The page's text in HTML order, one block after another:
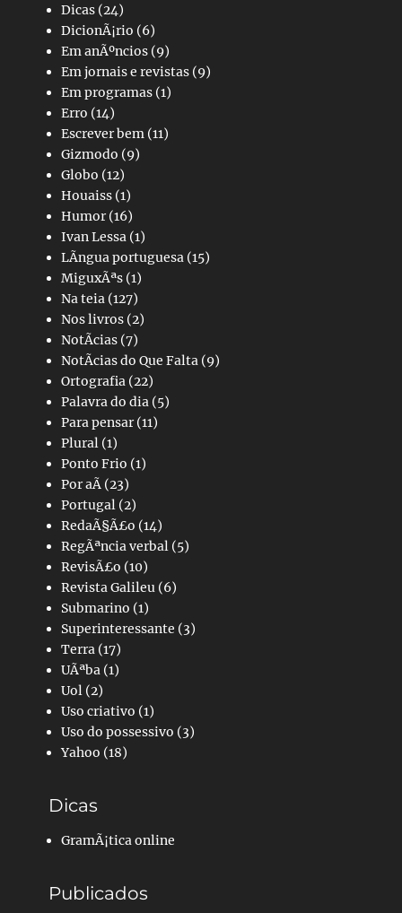
Dicas (24)
DicionÃ¡rio (6)
Em anÃºncios (9)
Em jornais e revistas (9)
Em programas (1)
Erro (14)
Escrever bem (11)
Gizmodo (9)
Globo (12)
Houaiss (1)
Humor(16)
Ivan Lessa (1)
LÃ­ngua portuguesa (15)
MiguxÃªs (1)
Na teia (127)
Nos livros (2)
NotÃ­cias (7)
NotÃ­cias do Que Falta (9)
Ortografia (22)
Palavra do dia (5)
Para pensar(11)
Plural (1)
Ponto Frio (1)
Por aÃ­ (23)
Portugal (2)
RedaÃ§Ã£o (14)
RegÃªncia verbal (5)
RevisÃ£o (10)
Revista Galileu (6)
Submarino (1)
Superinteressante (3)
Terra (17)
UÃªba (1)
Uol (2)
Uso criativo (1)
Uso do possessivo (3)
Yahoo (18)
Dicas
GramÃ¡tica online
Publicados